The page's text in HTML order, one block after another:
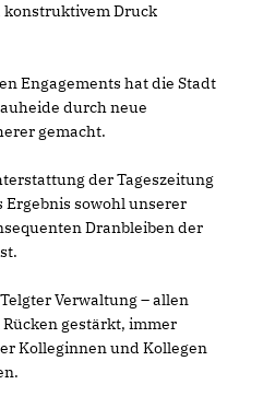
Druck
Engagements hat die Stadt
durch neue
gemacht.
der Tageszeitung
sowohl unserer
Dranbleiben der
Verwaltung – allen
gestärkt, immer
Kolleginnen und Kollegen